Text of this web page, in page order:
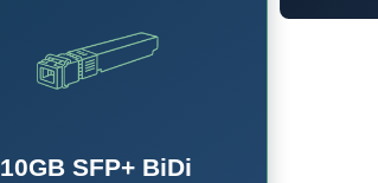
10GB SFP+ BiDi